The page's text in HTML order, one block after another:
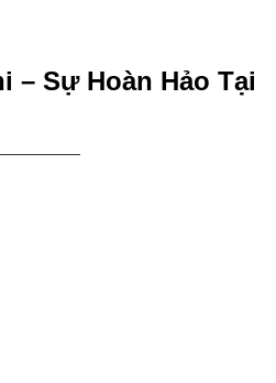
– Sự Hoàn Hảo Tại